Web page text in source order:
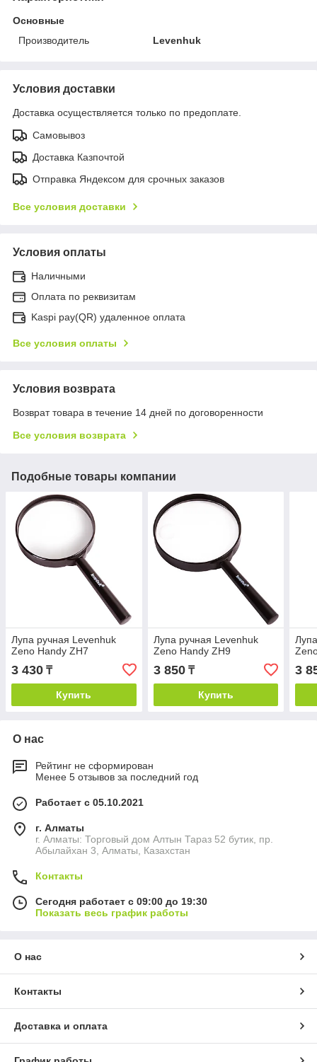
Основные
Производитель
Levenhuk
Условия доставки
Доставка осуществляется только по предоплате.
Самовывоз
Доставка Казпочтой
Отправка Яндексом для срочных заказов
Все условия доставки
Условия оплаты
Наличными
Оплата по реквизитам
Kaspi pay(QR) удаленное оплата
Все условия оплаты
Условия возврата
Возврат товара в течение 14 дней по договоренности
Все условия возврата
Подобные товары компании
Лупа ручная Levenhuk
Zeno Handy ZH7
3 430 ₸
Купить
Лупа ручная Levenhuk
Zeno Handy ZH9
3 850₸
Купить
3
О нас
Рейтинг не сформирован
Менее 5 отзывов за последний год
Работает с 05.10.2021
г. Алматы
г. Алматы: Торговый дом Алтын Тараз 52 бутик, пр.
Абылайхан 3, Алматы, Казахстан
Контакты
Сегодня работает с 09:00 до 19:30
Показать весь график работы
О нас
Контакты
Доставка и оплата